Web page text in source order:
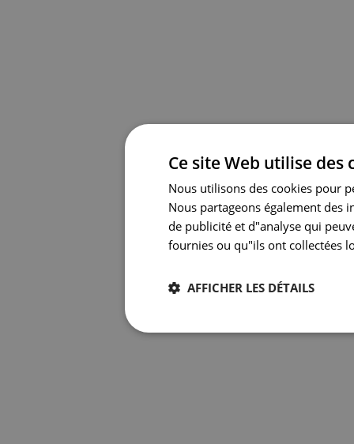
Ce site Web utilise des
Nous utilisons des cookies pour
Nous partageons également des
de publicité et d"analyse qui
fournies ou qu"ils ont collectées
AFFICHER LES DÉTAILS